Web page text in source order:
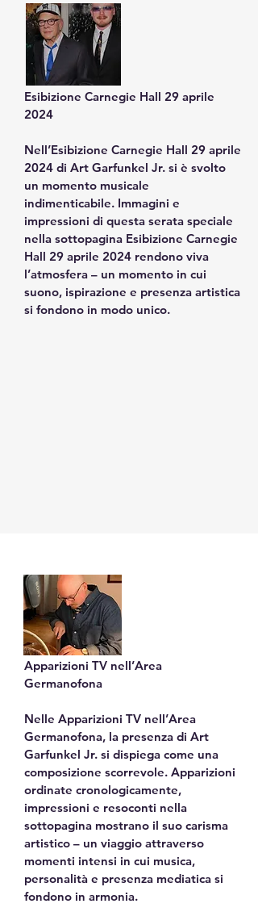
Esibizione Carnegie Hall 29 aprile
2024
Nell’Esibizione Carnegie Hall 29 aprile
2024 di Art Garfunkel Jr. si è svolto
un momento musicale
indimenticabile. Immagini e
impressioni di questa serata speciale
nella sottopagina Esibizione Carnegie
Hall 29 aprile 2024 rendono viva
l’atmosfera – un momento in cui
suono, ispirazione e presenza artistica
si fondono in modo unico.
Apparizioni TV nell’Area
Germanofona
Nelle Apparizioni TV nell’Area
Germanofona, la presenza di Art
Garfunkel Jr. si dispiega come una
composizione scorrevole. Apparizioni
ordinate cronologicamente,
impressioni e resoconti nella
sottopagina mostrano il suo carisma
artistico – un viaggio attraverso
momenti intensi in cui musica,
personalità e presenza mediatica si
fondono in armonia.